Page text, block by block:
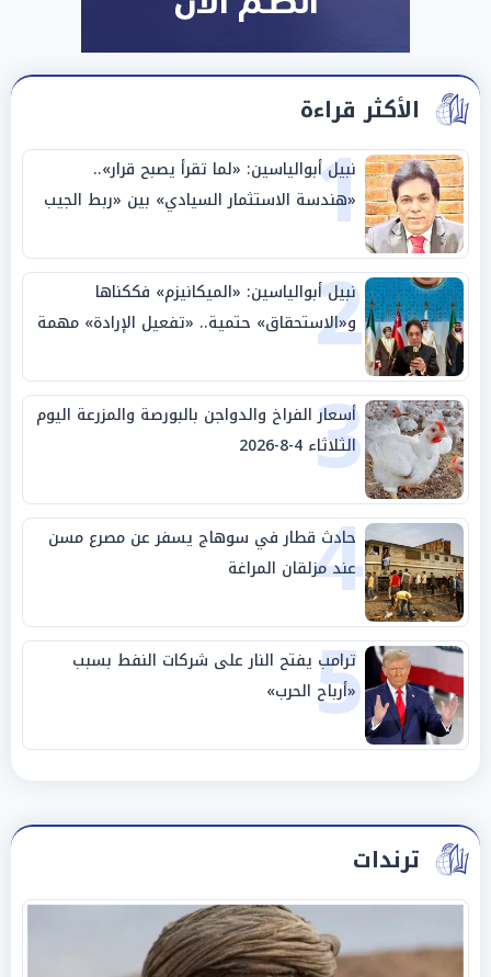
الأكثر قراءة
1
نبيل أبوالياسين: «لما تقرأ يصبح قرار»..
«هندسة الاستثمار السيادي» بين «ربط الجيب
بالوطن» و«سيادة الكلمة»
2
نبيل أبوالياسين: «الميكانيزم» فككناها
و«الاستحقاق» حتمية.. «تفعيل الإرادة» مهمة
الجامعة العربية
3
أسعار الفراخ والدواجن بالبورصة والمزرعة اليوم
الثلاثاء 4-8-2026
4
حادث قطار في سوهاج يسفر عن مصرع مسن
عند مزلقان المراغة
5
ترامب يفتح النار على شركات النفط بسبب
«أرباح الحرب»
ترندات